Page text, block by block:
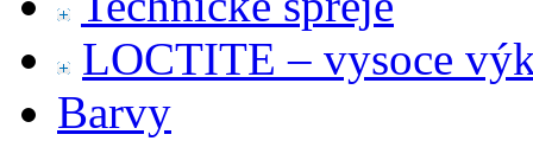
LOCTITE – vysoce
Barvy